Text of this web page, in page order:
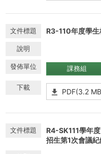
R3-110年度學
課務組
PDF(3.2
R4-SK111學年
招生第1次會議紀